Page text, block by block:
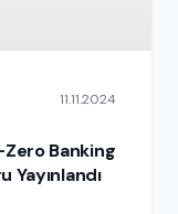
11.11.2024
Banking
Yayınlandı